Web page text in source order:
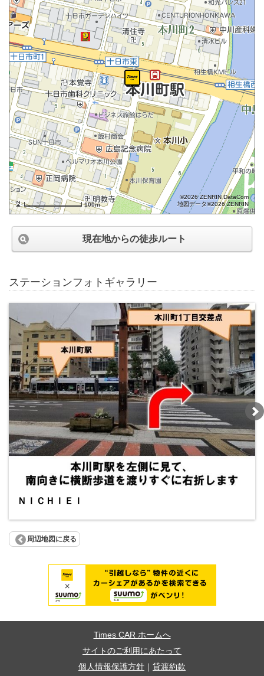
100m
©2026 ZENRIN DataCom
地図データ©2026 ZENRIN
現在地からの徒歩ルート
ステーションフォトギャラリー
ＮＩＣＨＩＥＩ
周辺地図に戻る
Times CAR ホームへ
サイトのご利用にあたって
個人情報保護方針
貸渡約款